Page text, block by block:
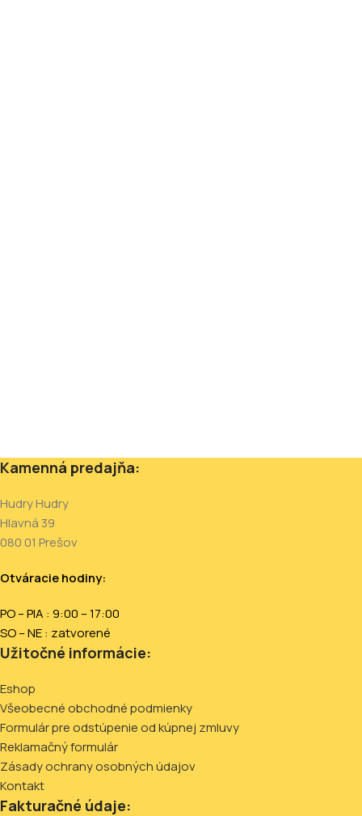
Kamenná predajňa:
Hudry Hudry
Hlavná 39
080 01 Prešov
Otváracie hodiny:
PO – PIA : 9:00 – 17:00
SO – NE : zatvorené
Užitočné informácie:
Eshop
Všeobecné obchodné podmienky
Formulár pre odstúpenie od kúpnej zmluvy
Reklamačný formulár
Zásady ochrany osobných údajov
Kontakt
Fakturačné údaje: